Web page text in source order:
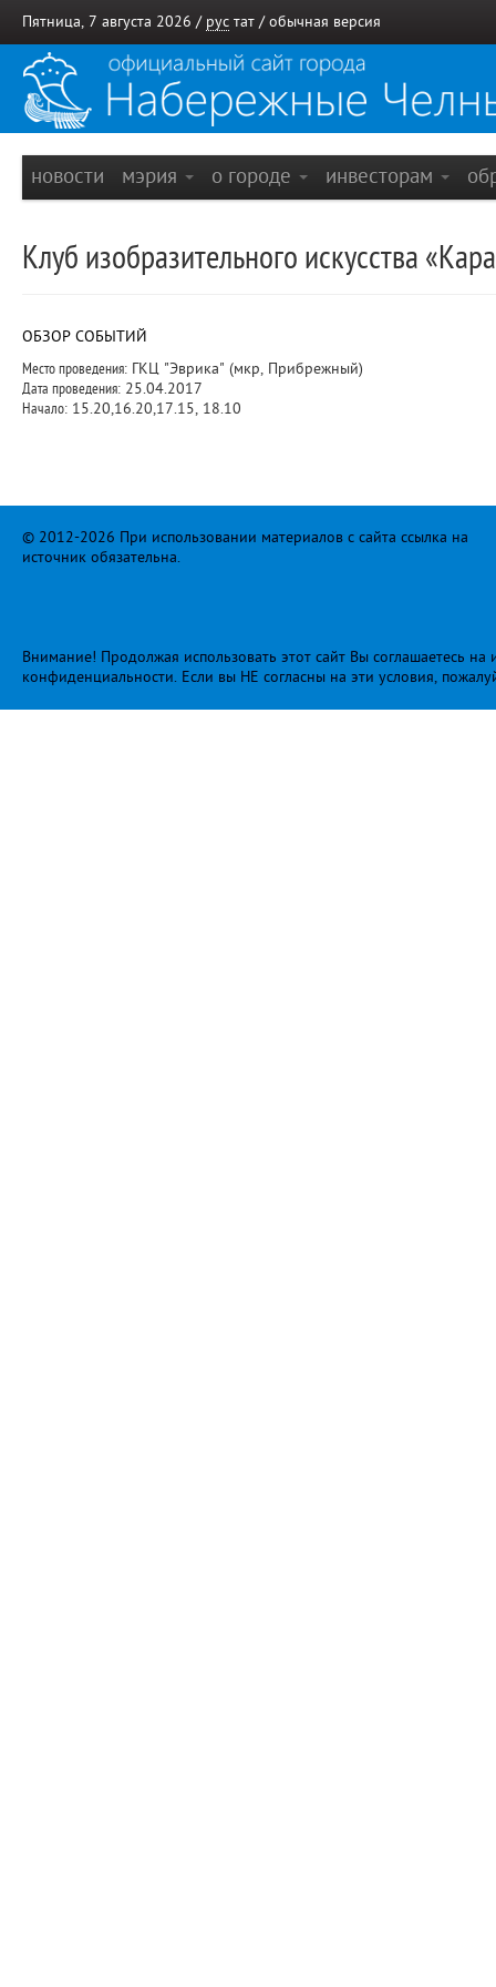
Пятница, 7 августа 2026 / рус тат / обычная версия
новости мэрия о городе инвесторам
Клуб изобразительного искусства
ОБЗОР СОБЫТИЙ
Место проведения: ГКЦ "Эврика" (мкр, Прибрежный)
Дата проведения: 25.04.2017
Начало: 15.20,16.20,17.15, 18.10
© 2012-2026 При использовании материалов с сайта ссылка на
источник обязательна.
Внимание! Продолжая использовать этот сайт Вы соглашаетесь
конфиденциальности. Если вы НЕ согласны на эти условия,